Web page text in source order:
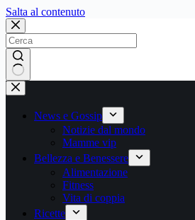
Salta al contenutoSalta
contenuto
Nessun
risultato
News e Gossip
Notizie dal mondo
Mamme vip
Bellezza e Benessere
Alimentazione
Fitness
Vita di coppia
Ricette